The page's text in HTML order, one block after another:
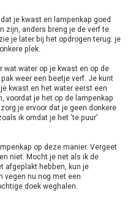
je kwast en lampenkap goed
zijn, anders breng je de verf te
zie je later bij het opdrogen terug: je
plek.
wat water op je kwast en op de
weer een beetje verf. Je kunt
kwast en het water eerst een
voordat je het op de lampenkap
je ervoor dat je geen donkere
ik omdat je het ‘te puur’
op deze manier. Vergeet
niet. Mocht je net als ik de
afgeplakt hebben, kun je
vegen nu nog met een
doek weghalen.